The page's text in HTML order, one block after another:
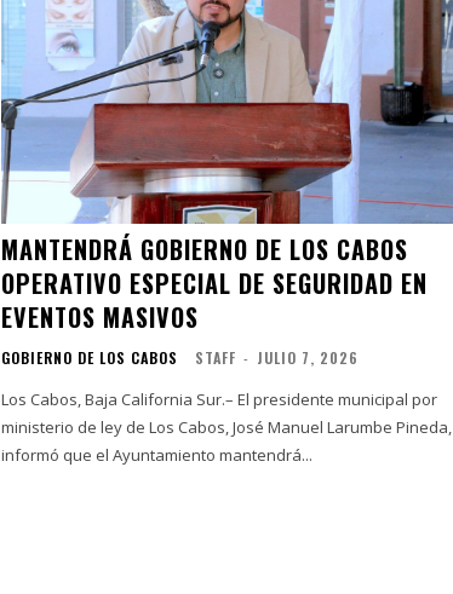
MANTENDRÁ GOBIERNO DE LOS CABOS
OPERATIVO ESPECIAL DE SEGURIDAD EN
EVENTOS MASIVOS
GOBIERNO DE LOS CABOS STAFF - JULIO 7, 2026
Los Cabos, Baja California Sur.– El presidente municipal por
ministerio de ley de Los Cabos, José Manuel Larumbe Pineda,
informó que el Ayuntamiento mantendrá...